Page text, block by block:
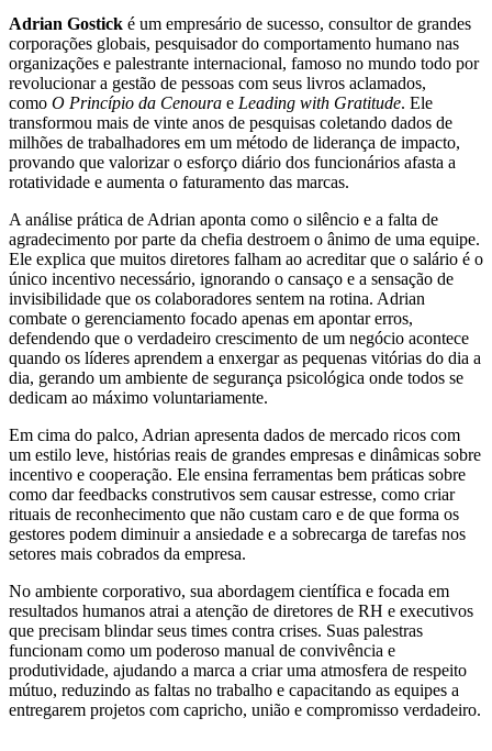
Adrian Gostick é um empresário de sucesso, consultor de grandes
corporações globais, pesquisador do comportamento humano nas
organizações e palestrante internacional, famoso no mundo todo por
revolucionar a gestão de pessoas com seus livros aclamados,
como O Princípio da Cenoura e Leading with Gratitude. Ele
transformou mais de vinte anos de pesquisas coletando dados de
milhões de trabalhadores em um método de liderança de impacto,
provando que valorizar o esforço diário dos funcionários afasta a
rotatividade e aumenta o faturamento das marcas.
A análise prática de Adrian aponta como o silêncio e a falta de
agradecimento por parte da chefia destroem o ânimo de uma equipe.
Ele explica que muitos diretores falham ao acreditar que o salário é o
único incentivo necessário, ignorando o cansaço e a sensação de
invisibilidade que os colaboradores sentem na rotina. Adrian
combate o gerenciamento focado apenas em apontar erros,
defendendo que o verdadeiro crescimento de um negócio acontece
quando os líderes aprendem a enxergar as pequenas vitórias do dia a
dia, gerando um ambiente de segurança psicológica onde todos se
dedicam ao máximo voluntariamente.
Em cima do palco, Adrian apresenta dados de mercado ricos com
um estilo leve, histórias reais de grandes empresas e dinâmicas sobre
incentivo e cooperação. Ele ensina ferramentas bem práticas sobre
como dar feedbacks construtivos sem causar estresse, como criar
rituais de reconhecimento que não custam caro e de que forma os
gestores podem diminuir a ansiedade e a sobrecarga de tarefas nos
setores mais cobrados da empresa.
No ambiente corporativo, sua abordagem científica e focada em
resultados humanos atrai a atenção de diretores de RH e executivos
que precisam blindar seus times contra crises. Suas palestras
funcionam como um poderoso manual de convivência e
produtividade, ajudando a marca a criar uma atmosfera de respeito
mútuo, reduzindo as faltas no trabalho e capacitando as equipes a
entregarem projetos com capricho, união e compromisso verdadeiro.